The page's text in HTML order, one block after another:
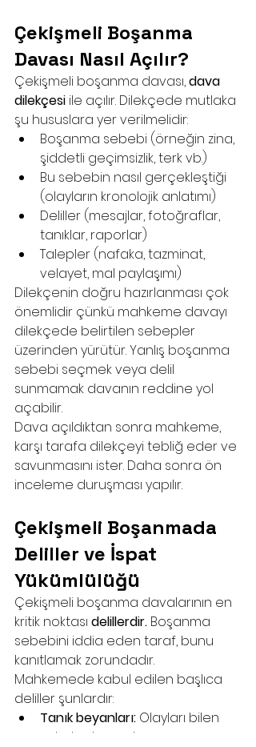
Çekişmeli Boşanma
Davası Nasıl Açılır?
Çekişmeli boşanma davası, dava
dilekçesi ile açılır. Dilekçede mutlaka
şu hususlara yer verilmelidir:
Boşanma sebebi (örneğin zina,
şiddetli geçimsizlik, terk vb.)
Bu sebebin nasıl gerçekleştiği
(olayların kronolojik anlatımı)
Deliller (mesajlar, fotoğraflar,
tanıklar, raporlar)
Talepler (nafaka, tazminat,
velayet, mal paylaşımı)
Dilekçenin doğru hazırlanması çok
önemlidir çünkü mahkeme davayı
dilekçede belirtilen sebepler
üzerinden yürütür. Yanlış boşanma
sebebi seçmek veya delil
sunmamak davanın reddine yol
açabilir.
Dava açıldıktan sonra mahkeme,
karşı tarafa dilekçeyi tebliğ eder ve
savunmasını ister. Daha sonra ön
inceleme duruşması yapılır.
Çekişmeli Boşanmada
Deliller ve İspat
Yükümlülüğü
Çekişmeli boşanma davalarının en
kritik noktası delillerdir. Boşanma
sebebini iddia eden taraf, bunu
kanıtlamak zorundadır.
Mahkemede kabul edilen başlıca
deliller şunlardır:
Tanık beyanları: Olayları bilen
yakınlar, komşular veya